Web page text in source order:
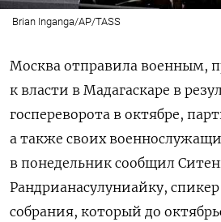
Brian Inganga/AP/TASS
Москва отправила военным,
к власти в Мадагаскаре в
госпереворота в октябре,
а также своих
в понедельник сообщил
Рандрианасулуниайку,
собрания, который до